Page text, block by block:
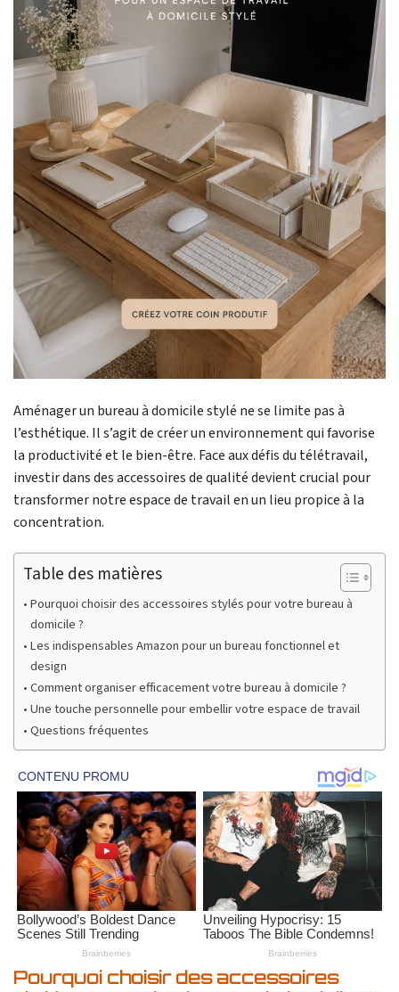
Aménager un bureau à domicile stylé ne se limite pas à
l’esthétique. Il s’agit de créer un environnement qui favorise
la productivité et le bien-être. Face aux défis du télétravail,
investir dans des accessoires de qualité devient crucial pour
transformer notre espace de travail en un lieu propice à la
concentration.
Table des matières
Pourquoi choisir des accessoires stylés pour votre bureau à
domicile ?
Les indispensables Amazon pour un bureau fonctionnel et
design
Comment organiser efficacement votre bureau à domicile ?
Une touche personnelle pour embellir votre espace de travail
Questions fréquentes
Pourquoi choisir des accessoires